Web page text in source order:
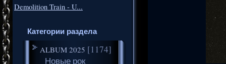
Demolition Train - U...
Категории раздела
ALBUM 2025 [1174]
Новые рок